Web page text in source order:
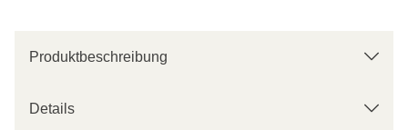
Produktbeschreibung
Details